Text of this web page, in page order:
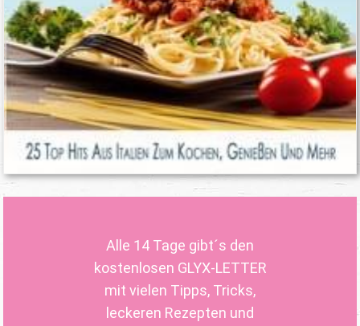
Alle 14 Tage gibt´s den
kostenlosen GLYX-LETTER
mit vielen Tipps, Tricks,
leckeren Rezepten und